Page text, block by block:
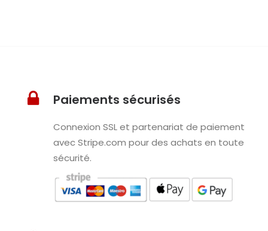
Paiements sécurisés
Connexion SSL et partenariat de paiement
avec Stripe.com pour des achats en toute
sécurité.